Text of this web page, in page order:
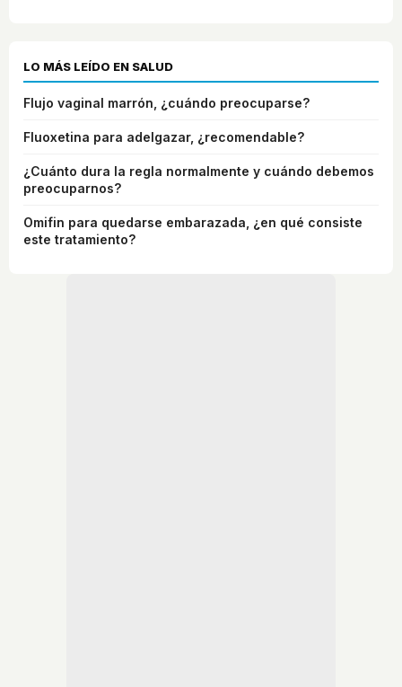
LO MÁS LEÍDO EN SALUD
Flujo vaginal marrón, ¿cuándo preocuparse?
Fluoxetina para adelgazar, ¿recomendable?
¿Cuánto dura la regla normalmente y cuándo debemos
preocuparnos?
Omifin para quedarse embarazada, ¿en qué consiste
este tratamiento?